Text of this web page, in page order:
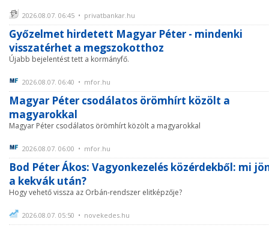
2026.08.07. 06:45 • privatbankar.hu
Győzelmet hirdetett Magyar Péter - mindenki
visszatérhet a megszokotthoz
Újabb bejelentést tett a kormányfő.
2026.08.07. 06:40 • mfor.hu
Magyar Péter csodálatos örömhírt közölt a
magyarokkal
Magyar Péter csodálatos örömhírt közölt a magyarokkal
2026.08.07. 06:00 • mfor.hu
Bod Péter Ákos: Vagyonkezelés közérdekből: mi
a kekvák után?
Hogy vehető vissza az Orbán-rendszer elitképzője?
2026.08.07. 05:50 • novekedes.hu